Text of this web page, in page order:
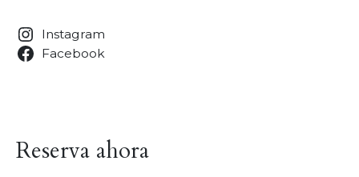
Instagram
Facebook
Reserva ahora